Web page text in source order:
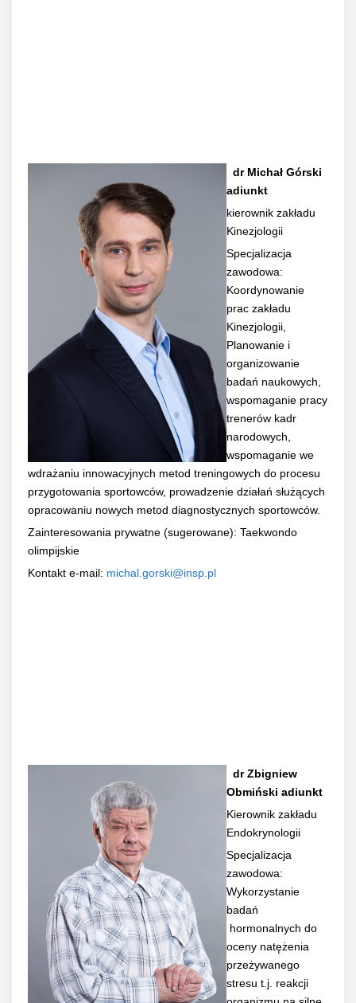
dr Michał Górski
adiunkt
kierownik zakładu
Kinezjologii
Specjalizacja
zawodowa:
Koordynowanie
prac zakładu
Kinezjologii,
Planowanie i
organizowanie
badań naukowych,
wspomaganie pracy
trenerów kadr
narodowych,
wspomaganie we
wdrażaniu innowacyjnych metod treningowych do procesu
przygotowania sportowców, prowadzenie działań służących
opracowaniu nowych metod diagnostycznych sportowców.
Zainteresowania prywatne (sugerowane): Taekwondo
olimpijskie
Kontakt e-mail: michal.gorski@insp.pl
dr Zbigniew
Obmiński adiunkt
Kierownik zakładu
Endokrynologii
Specjalizacja
zawodowa:
Wykorzystanie
badań
hormonalnych do
oceny natężenia
przeżywanego
stresu t.j. reakcji